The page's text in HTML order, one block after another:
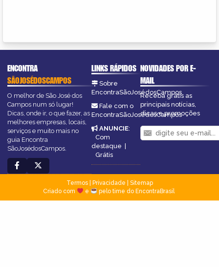
ENCONTRA
SÃOJOSÉDOSCAMPOS
O melhor de São José dos
Campos num só lugar!
Dicas, onde ir, o que fazer, as
melhores empresas, locais,
serviços e muito mais no
guia Encontra
SãoJosédosCampos.
LINKS RÁPIDOS
Sobre
EncontraSãoJosédosCampos
Fale com o
EncontraSãoJosédosCampos
ANUNCIE:
Com
destaque |
Grátis
NOVIDADES POR E-
MAIL
Receba grátis as
principais notícias,
dicas e promoções
Termos| Privacidade
Sitemap
Criado com
e pelo time do EncontraBrasil